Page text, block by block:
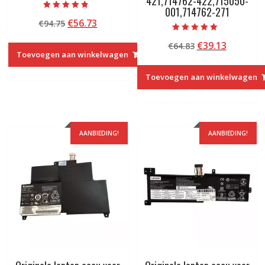
met
4.50
€94.75 Oorspronkelijke
was:
€94.75.
€56.73
is:
€56.73.
Toevoegen aan winkelwagen
001,714762-271
5.00
van 5
€64.83
was:
€64.83.
€39.13Huidige
is:
€39.13.
Toevoegen aan winkelwagen
AANBIEDING! AANBIEDING!